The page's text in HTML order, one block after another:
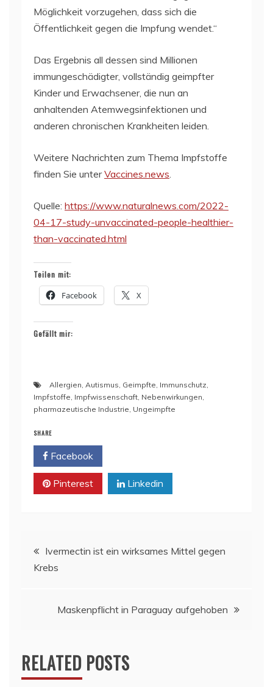
Möglichkeit vorzugehen, dass sich die
Öffentlichkeit gegen die Impfung wendet.“
Das Ergebnis all dessen sind Millionen
immungeschädigter, vollständig geimpfter
Kinder und Erwachsener, die nun an
anhaltenden Atemwegsinfektionen und
anderen chronischen Krankheiten leiden.
Weitere Nachrichten zum Thema Impfstoffe
finden Sie unterVaccines.news.
Quelle: https://www.naturalnews.com/2022-
04-17-study-unvaccinated-people-healthier-
than-vaccinated.html
Teilen mit:
Facebook X
Gefällt mir:
Allergien, Autismus, Geimpfte, Immunschutz,
Impfstoffe, Impfwissenschaft, Nebenwirkungen,
pharmazeutische Industrie, Ungeimpfte
SHARE
Facebook
Pinterest Linkedin
Beitragsnavigation
Ivermectin ist ein wirksames Mittel gegen
Krebs
Maskenpflicht in Paraguay aufgehoben
RELATED POSTS